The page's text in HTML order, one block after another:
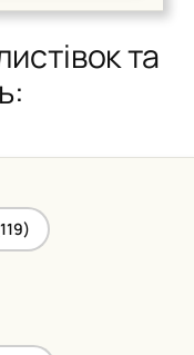
та
119)